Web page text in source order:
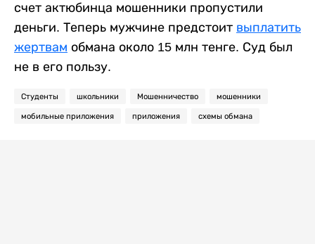
счет актюбинца мошенники пропустили
деньги. Теперь мужчине предстоит выплатить
жертвам обмана около 15 млн тенге. Суд был
не в его пользу.
Студенты школьники Мошенничество мошенники
мобильные приложения приложения схемы обмана